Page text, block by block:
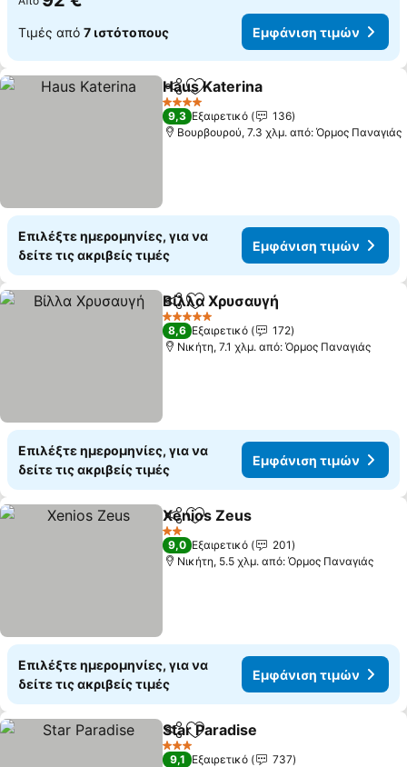
Τιμές από 7 ιστότοπους Εμφάνιση τιμών
Κοινοποίηση
Προσθήκη στα αγαπημένα
Haus Katerina
4 Αστέρια
9,3 Εξαιρετικό
136
Βουρβουρού, 7.3 χλμ. από: Όρμος Παναγιάς
Επιλέξτε ημερομηνίες, για να
δείτε τις ακριβείς τιμές
Εμφάνιση τιμών
Κοινοποίηση
Προσθήκη στα αγαπημένα
Βίλλα Χρυσαυγή
5 Αστέρια
8,6 Εξαιρετικό
172
Νικήτη, 7.1 χλμ. από: Όρμος Παναγιάς
Επιλέξτε ημερομηνίες, για να
δείτε τις ακριβείς τιμές
Εμφάνιση τιμών
Κοινοποίηση
Προσθήκη στα αγαπημένα
Xenios Zeus
2 Αστέρια
9,0 Εξαιρετικό
201
Νικήτη, 5.5 χλμ. από: Όρμος Παναγιάς
Επιλέξτε ημερομηνίες, για να
δείτε τις ακριβείς τιμές
Εμφάνιση τιμών
Κοινοποίηση
Προσθήκη στα αγαπημένα
Star Paradise
3 Αστέρια
9,1 Εξαιρετικό
737